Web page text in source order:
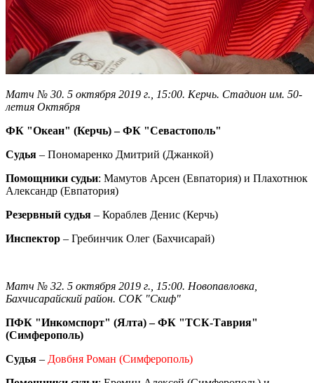
Матч № 30. 5 октября 2019 г., 15:00. Керчь. Стадион им. 50-
летия Октября
ФК "Океан" (Керчь) – ФК "Севастополь"
Судья – Пономаренко Дмитрий (Джанкой)
Помощники судьи: Мамутов Арсен (Евпатория) и Плахотнюк
Александр (Евпатория)
Резервный судья – Кораблев Денис (Керчь)
Инспектор – Гребинчик Олег (Бахчисарай)
Матч № 32. 5 октября 2019 г., 15:00. Новопавловка,
Бахчисарайский район. СОК "Скиф"
ПФК "Инкомспорт" (Ялта) – ФК "ТСК-Таврия"
(Симферополь)
Судья – Довбня Роман (Симферополь)